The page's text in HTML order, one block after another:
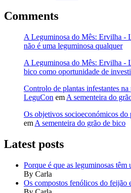
Comments
A Leguminosa do Mês: Ervilha -
não é uma leguminosa qualquer
A Leguminosa do Mês: Ervilha -
bico como oportunidade de
Controlo de plantas infestantes
LeguCon em A sementeira do
Os objetivos socioeconómicos
em A sementeira do grão de bico
Latest posts
Porque é que as leguminosas
By Carla
Os compostos fenólicos do feijão